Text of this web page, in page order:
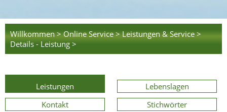
Willkommen > Online Service > Leistungen & Service >
Details - Leistung >
Leistungen
Lebenslagen
Kontakt
Stichwörter